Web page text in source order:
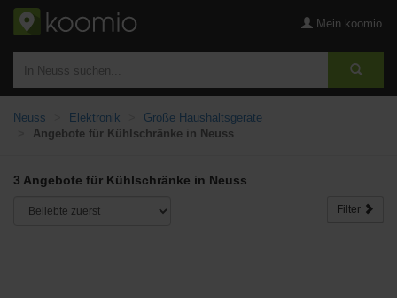
Mein koomio
Neuss Elektronik
Große Haushaltsgeräte
Angebote für Kühlschränke in Neuss
3 Angebote für Kühlschränke in Neuss
Filter